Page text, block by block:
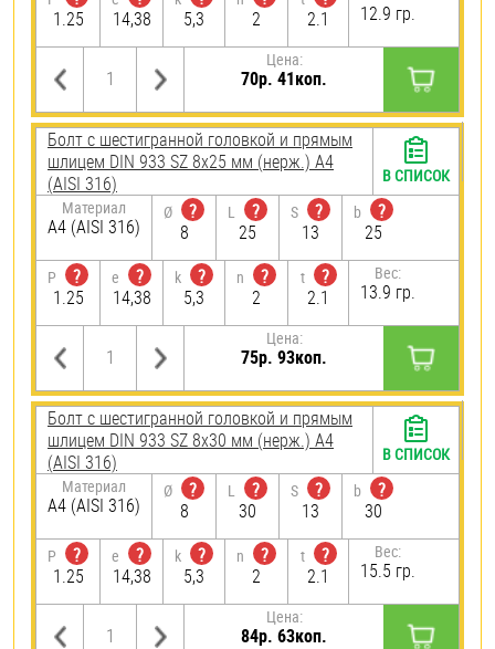
1.25
14,38
5,3
2
2.1
12.9 гр.
Цена:
70р. 41коп.
Болт с шестигранной головкой и прямым
шлицем DIN 933 SZ 8х25 мм (нерж.) A4
(AISI 316)
Материал
A4 (AISI 316)
Ø
?
8
L
?
25
S
?
13
b
?
25
P
?
1.25
e
?
14,38
k
?
5,3
n
?
2
t
?
2.1
Вес:
13.9 гр.
Цена:
75р. 93коп.
В СПИСОК
Болт с шестигранной головкой и прямым
шлицем DIN 933 SZ 8х30 мм (нерж.) A4
(AISI 316)
Материал
A4 (AISI 316)
Ø
?
8
L
?
30
S
?
13
b
?
30
P
?
1.25
e
?
14,38
k
?
5,3
n
?
2
t
?
2.1
Вес:
15.5 гр.
Цена:
84р. 63коп.
В СПИСОК